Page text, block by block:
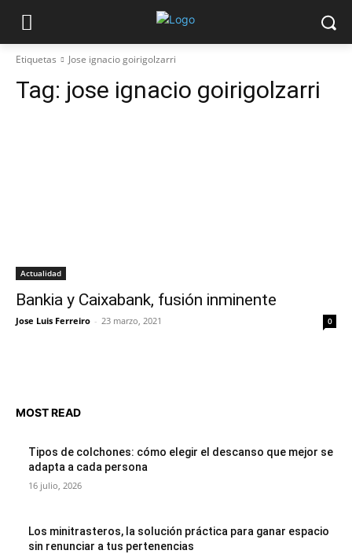
Etiquetas Jose ignacio goirigolzarri
Tag: jose ignacio goirigolzarri
Actualidad
Bankia y Caixabank, fusión inminente
Jose Luis Ferreiro - 23 marzo, 2021 0
MOST READ
Tipos de colchones: cómo elegir el descanso que mejor se
adapta a cada persona
16 julio, 2026
Los minitrasteros, la solución práctica para ganar espacio
sin renunciar a tus pertenencias